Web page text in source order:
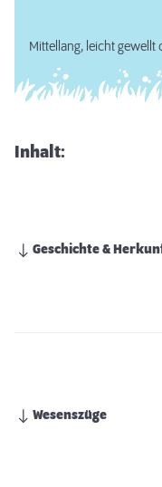
Mittellang, leicht
Inhalt:
Geschichte &
Wesenszüge